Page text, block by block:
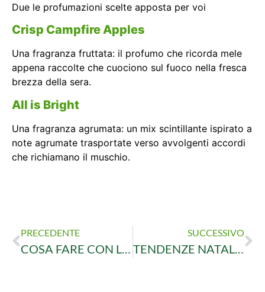
Due le profumazioni scelte apposta per voi
Crisp Campfire Apples
Una fragranza fruttata: il profumo che ricorda mele
appena raccolte che cuociono sul fuoco nella fresca
brezza della sera.
All is Bright
Una fragranza agrumata: un mix scintillante ispirato a
note agrumate trasportate verso avvolgenti accordi
che richiamano il muschio.
PRECEDENTE
COSA FARE CON LA SICCITÀ INVERNALE
SUCCESSIVO
TENDENZE NATALE 2022: 6 ALLESTIMENTI PER LA TUA CASA